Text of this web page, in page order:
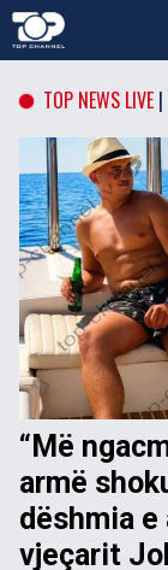
TOP NEWS LIVE
“Më
armë
dëshmia
vjeçarit